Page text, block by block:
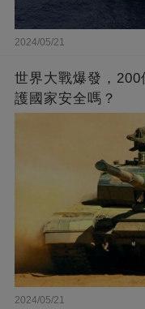
2024/05/21
世界大戰爆發，
護國家安全嗎？
2024/05/21